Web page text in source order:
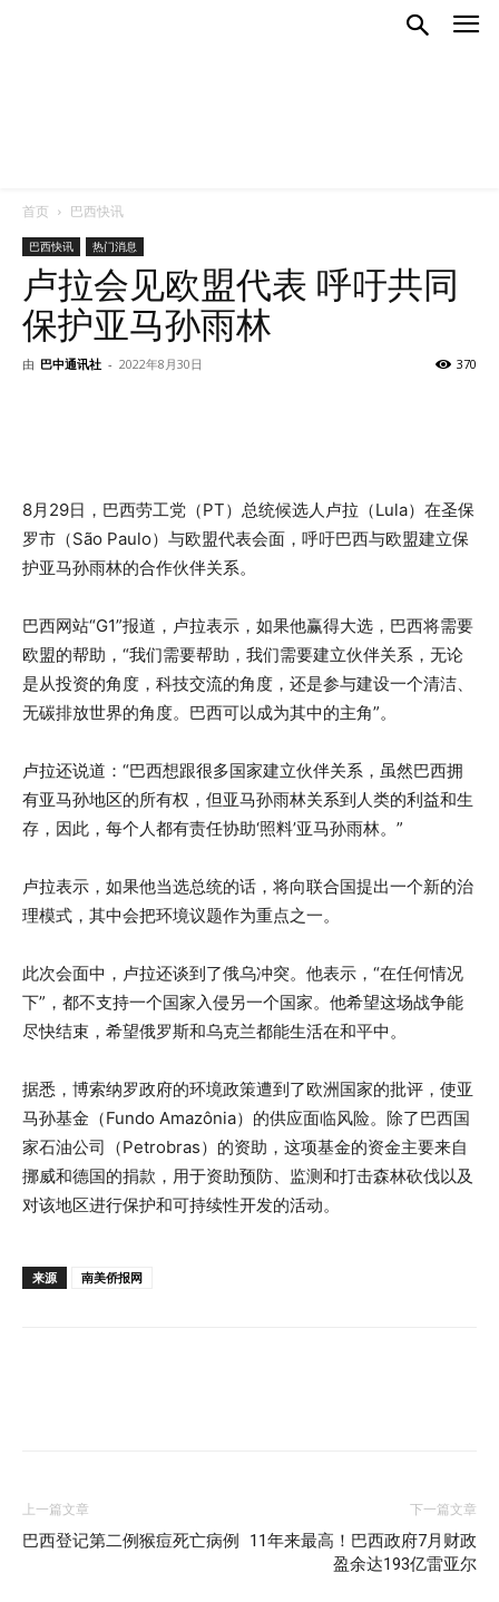
首页 巴西快讯
巴西快讯 热门消息
卢拉会见欧盟代表 呼吁共同
保护亚马孙雨林
由 巴中通讯社 - 2022年8月30日 370
8月29日，巴西劳工党（PT）总统候选人卢拉（Lula）在圣保
罗市（São Paulo）与欧盟代表会面，呼吁巴西与欧盟建立保
护亚马孙雨林的合作伙伴关系。
巴西网站“G1”报道，卢拉表示，如果他赢得大选，巴西将需要
欧盟的帮助，“我们需要帮助，我们需要建立伙伴关系，无论
是从投资的角度，科技交流的角度，还是参与建设一个清洁、
无碳排放世界的角度。巴西可以成为其中的主角”。
卢拉还说道：“巴西想跟很多国家建立伙伴关系，虽然巴西拥
有亚马孙地区的所有权，但亚马孙雨林关系到人类的利益和生
存，因此，每个人都有责任协助‘照料’亚马孙雨林。”
卢拉表示，如果他当选总统的话，将向联合国提出一个新的治
理模式，其中会把环境议题作为重点之一。
此次会面中，卢拉还谈到了俄乌冲突。他表示，“在任何情况
下”，都不支持一个国家入侵另一个国家。他希望这场战争能
尽快结束，希望俄罗斯和乌克兰都能生活在和平中。
据悉，博索纳罗政府的环境政策遭到了欧洲国家的批评，使亚
马孙基金（Fundo Amazônia）的供应面临风险。除了巴西国
家石油公司（Petrobras）的资助，这项基金的资金主要来自
挪威和德国的捐款，用于资助预防、监测和打击森林砍伐以及
对该地区进行保护和可持续性开发的活动。
来源 南美侨报网
上一篇文章
巴西登记第二例猴痘死亡病例
下一篇文章
11年来最高！巴西政府7月财政
盈余达193亿雷亚尔